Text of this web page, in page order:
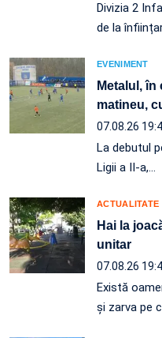
Divizia 2
de la
EVENIMENT
Metalul, în
matineu,
07.08.26
La debutul
Ligii a II-a,…
ACTUALITATE
Hai la
unitar
07.08.26
Există
și zarva pe